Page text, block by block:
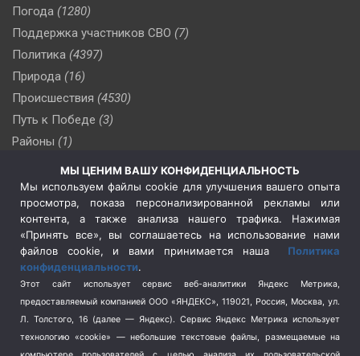
Погода (1280)
Поддержка участников СВО (7)
Политика (4397)
Природа (16)
Происшествия (4530)
Путь к Победе (3)
Районы (1)
(510)
Сельское хозяйство (3)
Социальная политика
(3)
Спецоперация в Украине
Спецоперация на Украине
(404)
Спорт (740)
Терроризм (1)
Транспорт (262)
МЫ ЦЕНИМ ВАШУ КОНФИДЕНЦИАЛЬНОСТЬ
Мы используем файлы cookie для улучшения вашего опыта
просмотра, показа персонализированной рекламы или
контента, а также анализа нашего трафика. Нажимая
«Принять все», вы соглашаетесь на использование нами
файлов cookie, и вами принимается наша Политика
конфиденциальности.
Этот сайт использует сервис веб-аналитики Яндекс Метрика,
предоставляемый компанией ООО «ЯНДЕКС», 119021, Россия, Москва, ул.
Л. Толстого, 16 (далее — Яндекс). Сервис Яндекс Метрика использует
технологию «cookie» — небольшие текстовые файлы, размещаемые на